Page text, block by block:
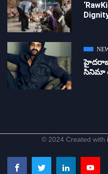
సినిమా
© 2024 Created with